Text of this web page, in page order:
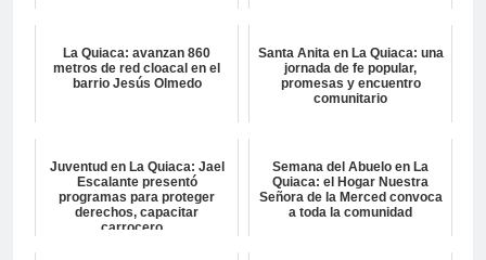
La Quiaca: avanzan 860
metros de red cloacal en el
barrio Jesús Olmedo
Santa Anita en La Quiaca: una
jornada de fe popular,
promesas y encuentro
comunitario
Juventud en La Quiaca: Jael
Escalante presentó
programas para proteger
derechos, capacitar
carrocero...
Semana del Abuelo en La
Quiaca: el Hogar Nuestra
Señora de la Merced convoca
a toda la comunidad